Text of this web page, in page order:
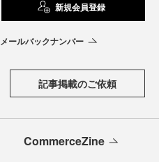
新規会員登録
メールバックナンバー
記事掲載のご依頼
CommerceZine